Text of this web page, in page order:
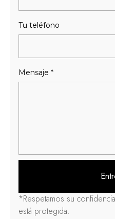
Tu teléfono
Mensaje *
*Respetamos su
está protegida.